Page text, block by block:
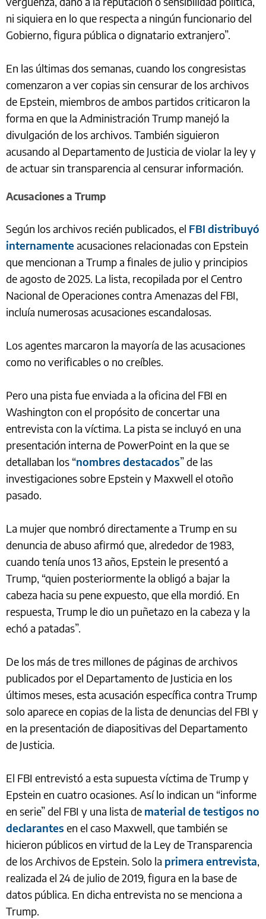
ni siquiera en lo que respecta a ningún funcionario del
Gobierno, figura pública o dignatario extranjero”.
En las últimas dos semanas, cuando los congresistas
comenzaron a ver copias sin censurar de los archivos
de Epstein, miembros de ambos partidos criticaron la
forma en que la Administración Trump manejó la
divulgación de los archivos. También siguieron
acusando al Departamento de Justicia de violar la ley y
de actuar sin transparencia al censurar información.
Acusaciones a Trump
Según los archivos recién publicados, el FBI distribuyó
internamenteacusaciones relacionadas con Epstein
que mencionan a Trump a finales de julio y principios
de agosto de 2025. La lista, recopilada por el Centro
Nacional de Operaciones contra Amenazas del FBI,
incluía numerosas acusaciones escandalosas.
Los agentes marcaron la mayoría de las acusaciones
como no verificables o no creíbles.
Pero una pista fue enviada a la oficina del FBI en
Washington con el propósito de concertar una
entrevista con la víctima. La pista se incluyó en una
presentación interna de PowerPoint en la que se
detallaban los “nombres destacados” de las
investigaciones sobre Epstein y Maxwell el otoño
pasado.
La mujer que nombró directamente a Trump en su
denuncia de abuso afirmó que, alrededor de 1983,
cuando tenía unos 13 años, Epstein le presentó a
Trump, “quien posteriormente la obligó a bajar la
cabeza hacia su pene expuesto, que ella mordió. En
respuesta, Trump le dio un puñetazo en la cabeza y la
echó a patadas”.
De los más de tres millones de páginas de archivos
publicados por el Departamento de Justicia en los
últimos meses, esta acusación específica contra Trump
solo aparece en copias de la lista de denuncias del FBI y
en la presentación de diapositivas del Departamento
de Justicia.
El FBI entrevistó a esta supuesta víctima de Trump y
Epstein en cuatro ocasiones. Así lo indican un “informe
en serie” del FBI y una lista de material de testigos no
declarantes en el caso Maxwell, que también se
hicieron públicos en virtud de la Ley de Transparencia
de los Archivos de Epstein. Solo la primera entrevista,
realizada el 24 de julio de 2019, figura en la base de
datos pública. En dicha entrevista no se menciona a
Trump.